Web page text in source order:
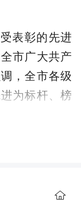
表彰的先进
市广大共产
，全市各级
为标杆、榜
实干，为加
践作出新的